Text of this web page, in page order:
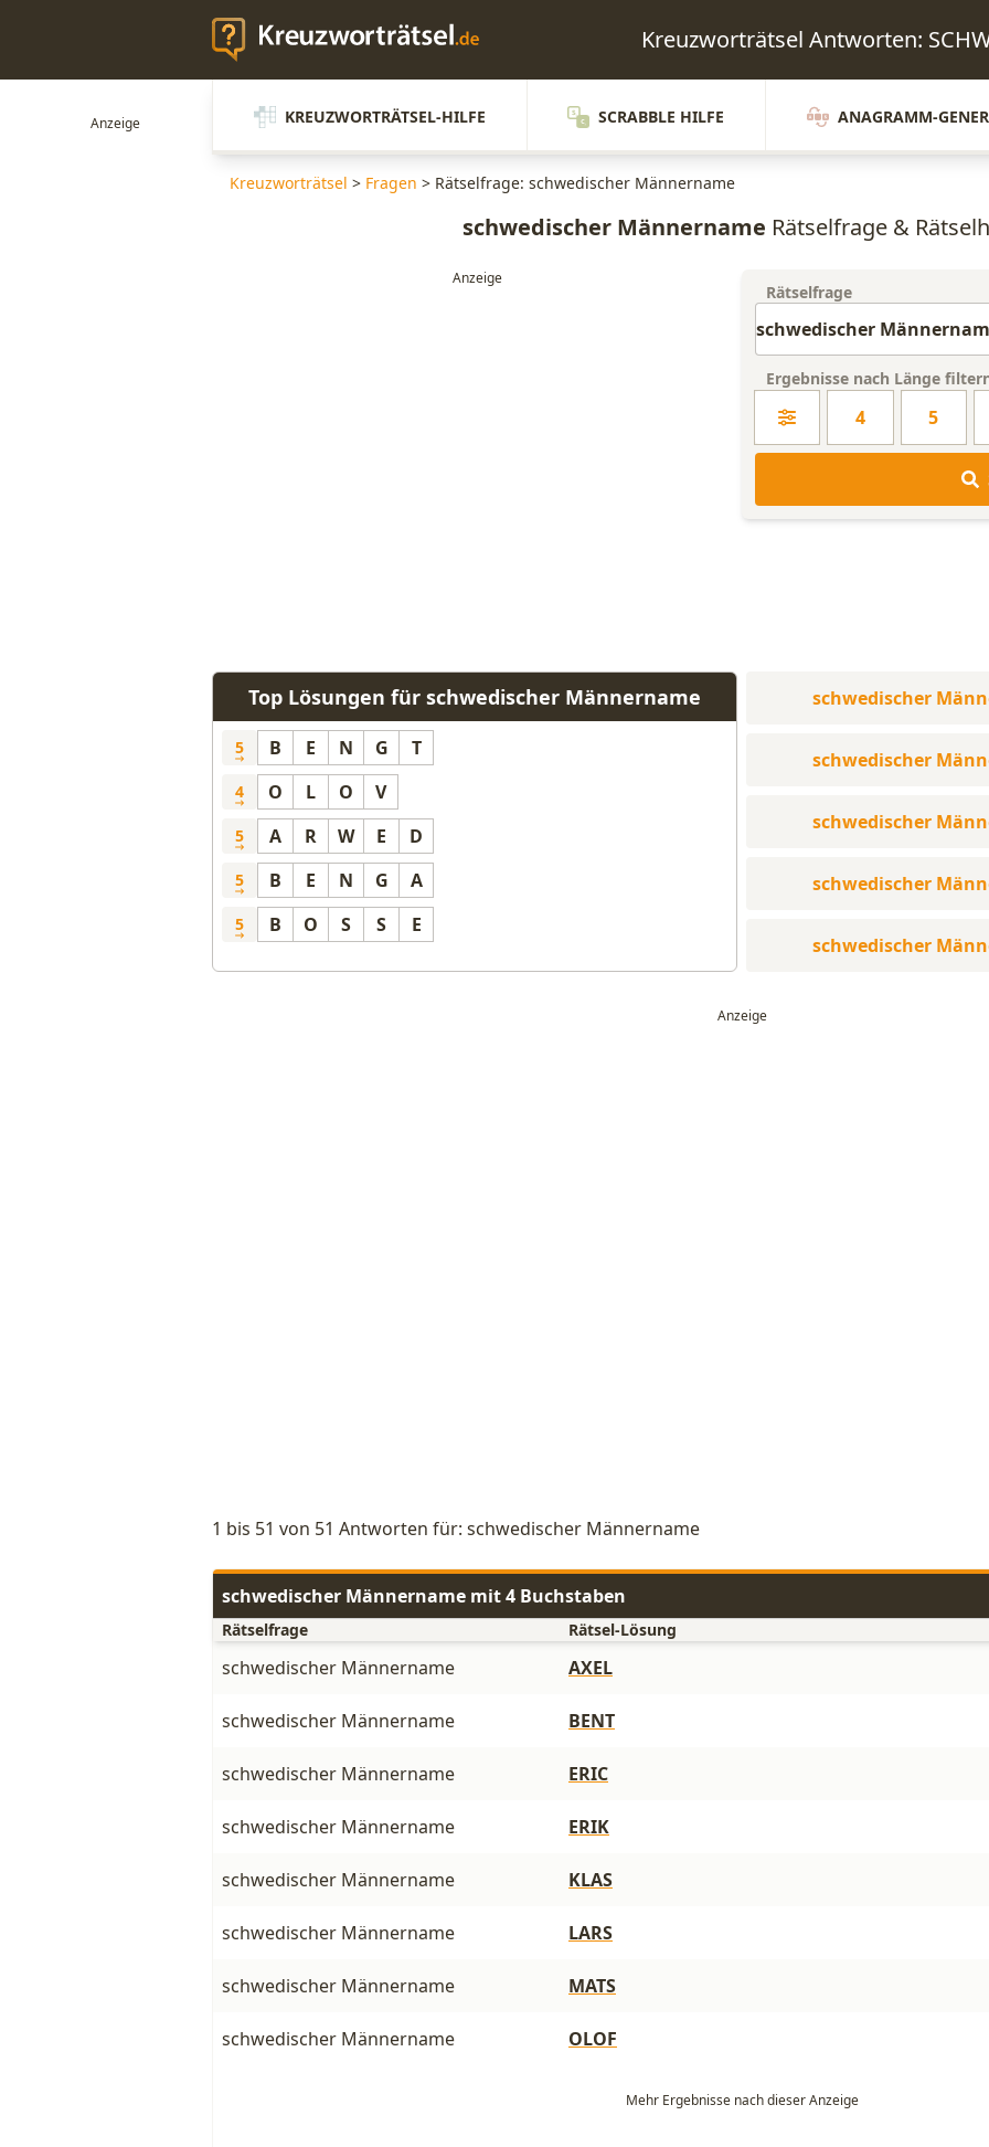
Kreuzworträtsel Antworten:
KREUZWORTRÄTSEL-HILFE SCRABBLE HILFE ANAGRAMM-
Kreuzworträtsel > Fragen > Rätselfrage: schwedischer Männername
schwedischer Männername Rätselfrage &
Rätselfrage
Ergebnisse nach Länge
4 5
Top Lösungen für schwedischer Männername
5 B E N G T
4 O L O V
5 A R W E D
5 B E N G A
5 B O S S E
schwedischer
schwedischer
schwedischer
schwedischer
schwedischer
1 bis 51 von 51 Antworten für: schwedischer Männername
schwedischer Männername mit 4 Buchstaben
Rätselfrage Rätsel-Lösung
schwedischer Männername AXEL
schwedischer Männername BENT
schwedischer Männername ERIC
schwedischer Männername ERIK
schwedischer Männername KLAS
schwedischer Männername LARS
schwedischer Männername MATS
schwedischer Männername OLOF